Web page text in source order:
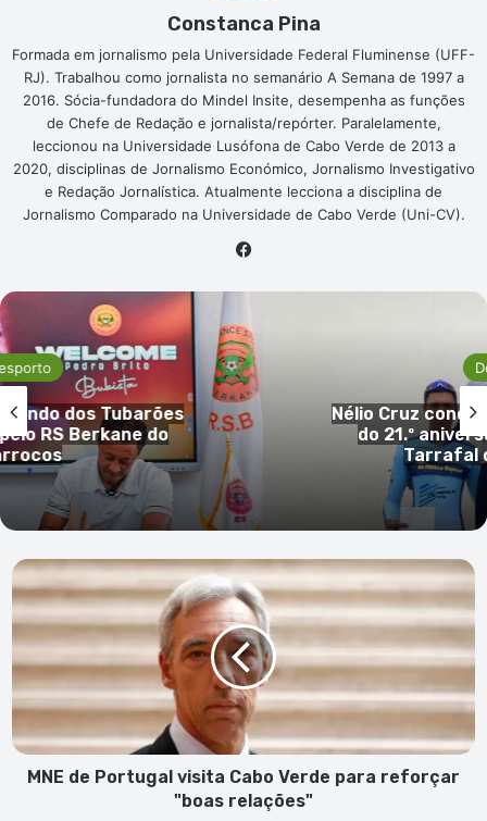
Constanca Pina
Formada em jornalismo pela Universidade Federal Fluminense (UFF-
RJ). Trabalhou como jornalista no semanário A Semana de 1997 a
2016. Sócia-fundadora do Mindel Insite, desempenha as funções
de Chefe de Redação e jornalista/repórter. Paralelamente,
leccionou na Universidade Lusófona de Cabo Verde de 2013 a
2020, disciplinas de Jornalismo Económico, Jornalismo Investigativo
e Redação Jornalística. Atualmente lecciona a disciplina de
Jornalismo Comparado na Universidade de Cabo Verde (Uni-CV).
Nélio Cruz conquista corrida de
do 21.º aniversário do Município
Tarrafal de São Nicolau
MNE
de
Portugal
visita
Cabo
Verde
para
reforçar
"boas
relações"
MNE de Portugal visita Cabo Verde para reforçar
"boas relações"